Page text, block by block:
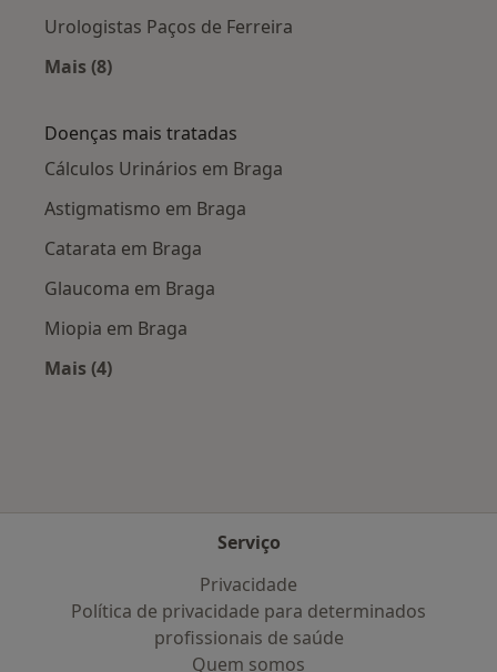
Urologistas Paços de Ferreira
Mais (8)
Doenças mais tratadas
Cálculos Urinários em Braga
Astigmatismo em Braga
Catarata em Braga
Glaucoma em Braga
Miopia em Braga
Mais (4)
Serviço
Privacidade
Política de privacidade para determinados
profissionais de saúde
Quem somos